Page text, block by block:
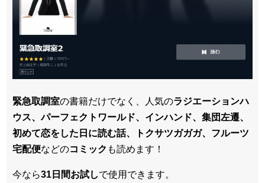
緊急取調室の書籍だけでなく、人気のラジエーションハ
ウス、パーフェクトワールド、インハンド、集団左遷、
初めて恋をした日に読む話、トクサツガガガ、フルーツ
宅配便などのコミック も読めます！
今なら31日間お試しで使用できます。